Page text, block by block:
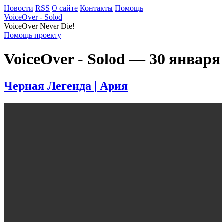
Новости RSS О сайте Контакты Помощь
VoiceOver - Solod
VoiceOver Never Die!
Помощь проекту
VoiceOver - Solod — 30 января
Черная Легенда | Ария